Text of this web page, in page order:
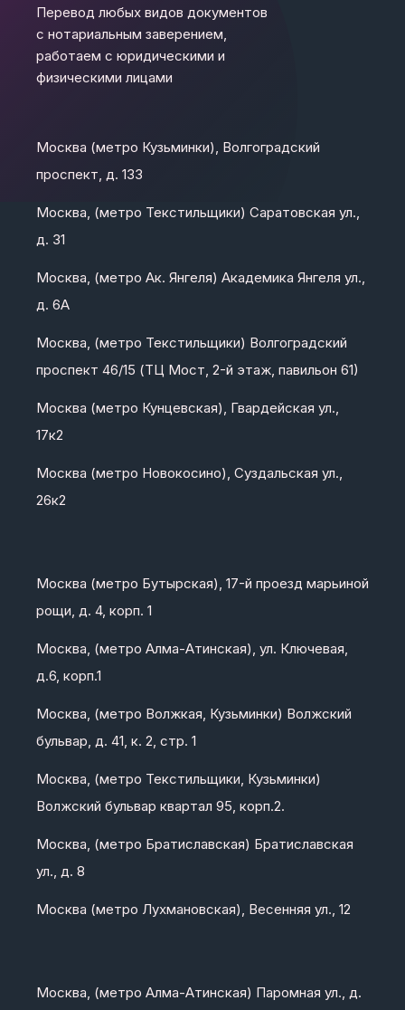
Перевод любых видов документов
с нотариальным заверением,
работаем с юридическими и
физическими лицами
Москва (метро Кузьминки), Волгоградский
проспект, д. 133
Москва, (метро Текстильщики) Саратовская ул.,
д. 31
Москва, (метро Ак. Янгеля) Академика Янгеля ул.,
д. 6А
Москва, (метро Текстильщики) Волгоградский
проспект 46/15 (ТЦ Мост, 2-й этаж, павильон 61)
Москва (метро Кунцевская), Гвардейская ул.,
17к2
Москва (метро Новокосино), Суздальская ул.,
26к2
Москва (метро Бутырская), 17-й проезд марьиной
рощи, д. 4, корп. 1
Москва, (метро Алма-Атинская), ул. Ключевая,
д.6, корп.1
Москва, (метро Волжкая, Кузьминки) Волжский
бульвар, д. 41, к. 2, стр. 1
Москва, (метро Текстильщики, Кузьминки)
Волжский бульвар квартал 95, корп.2.
Москва, (метро Братиславская) Братиславская
ул., д. 8
Москва (метро Лухмановская), Весенняя ул., 12
Москва, (метро Алма-Атинская) Паромная ул., д.